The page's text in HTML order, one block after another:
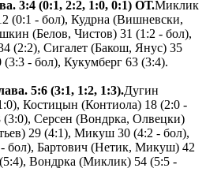
3:4 (0:1, 2:2, 1:0, 0:1) ОТ.Миклик
(0:1 - бол), Кудрна (Вишневски,
(Белов, Чистов) 31 (1:2 - бол),
(2:2), Сигалет (Бакош, Янус) 35
- бол), Кукумберг 63 (3:4).
5:6 (3:1, 1:2, 1:3).Дугин
Костицын (Контиола) 18 (2:0 -
Серсен (Вондрка, Олвецки)
29 (4:1), Микуш 30 (4:2 - бол),
бол), Бартович (Нетик, Микуш) 42
Вондрка (Миклик) 54 (5:5 -